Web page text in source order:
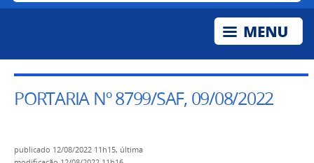
PORTARIA Nº 8799/SAF, 09/08/2022
publicado 12/08/2022 11h15, última